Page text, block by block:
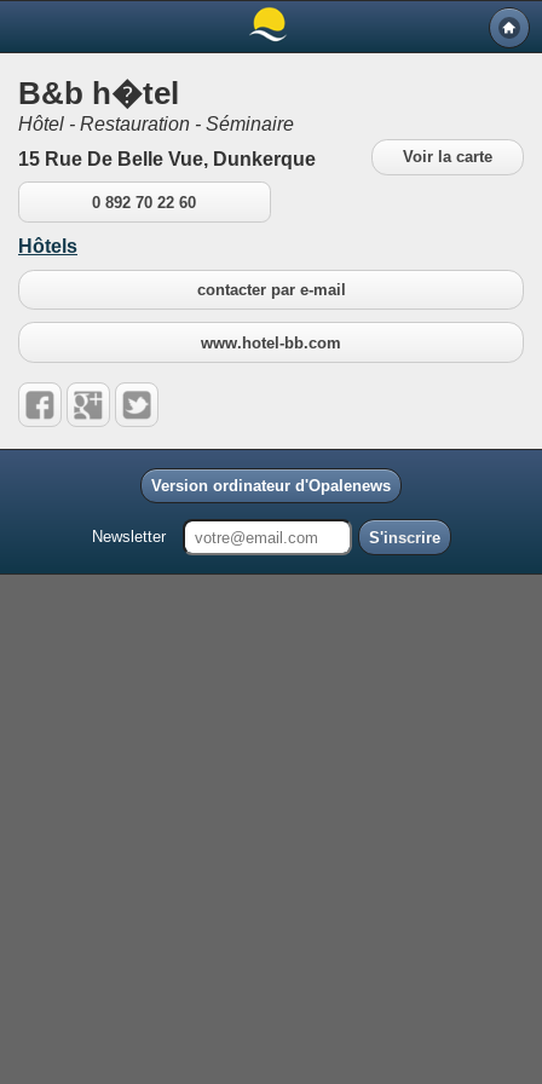
B&b h�tel
Hôtel - Restauration - Séminaire
Voir la carte
15 Rue De Belle Vue, Dunkerque
0 892 70 22 60
Hôtels
contacter par e-mail
www.hotel-bb.com
Version ordinateur d'Opalenews
Newsletter S'inscrire